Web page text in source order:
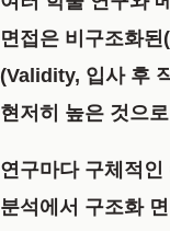
면접은 비구조화된
(Validity, 입사 후
현저히 높은 것으
연구마다 구체적
분석에서 구조화